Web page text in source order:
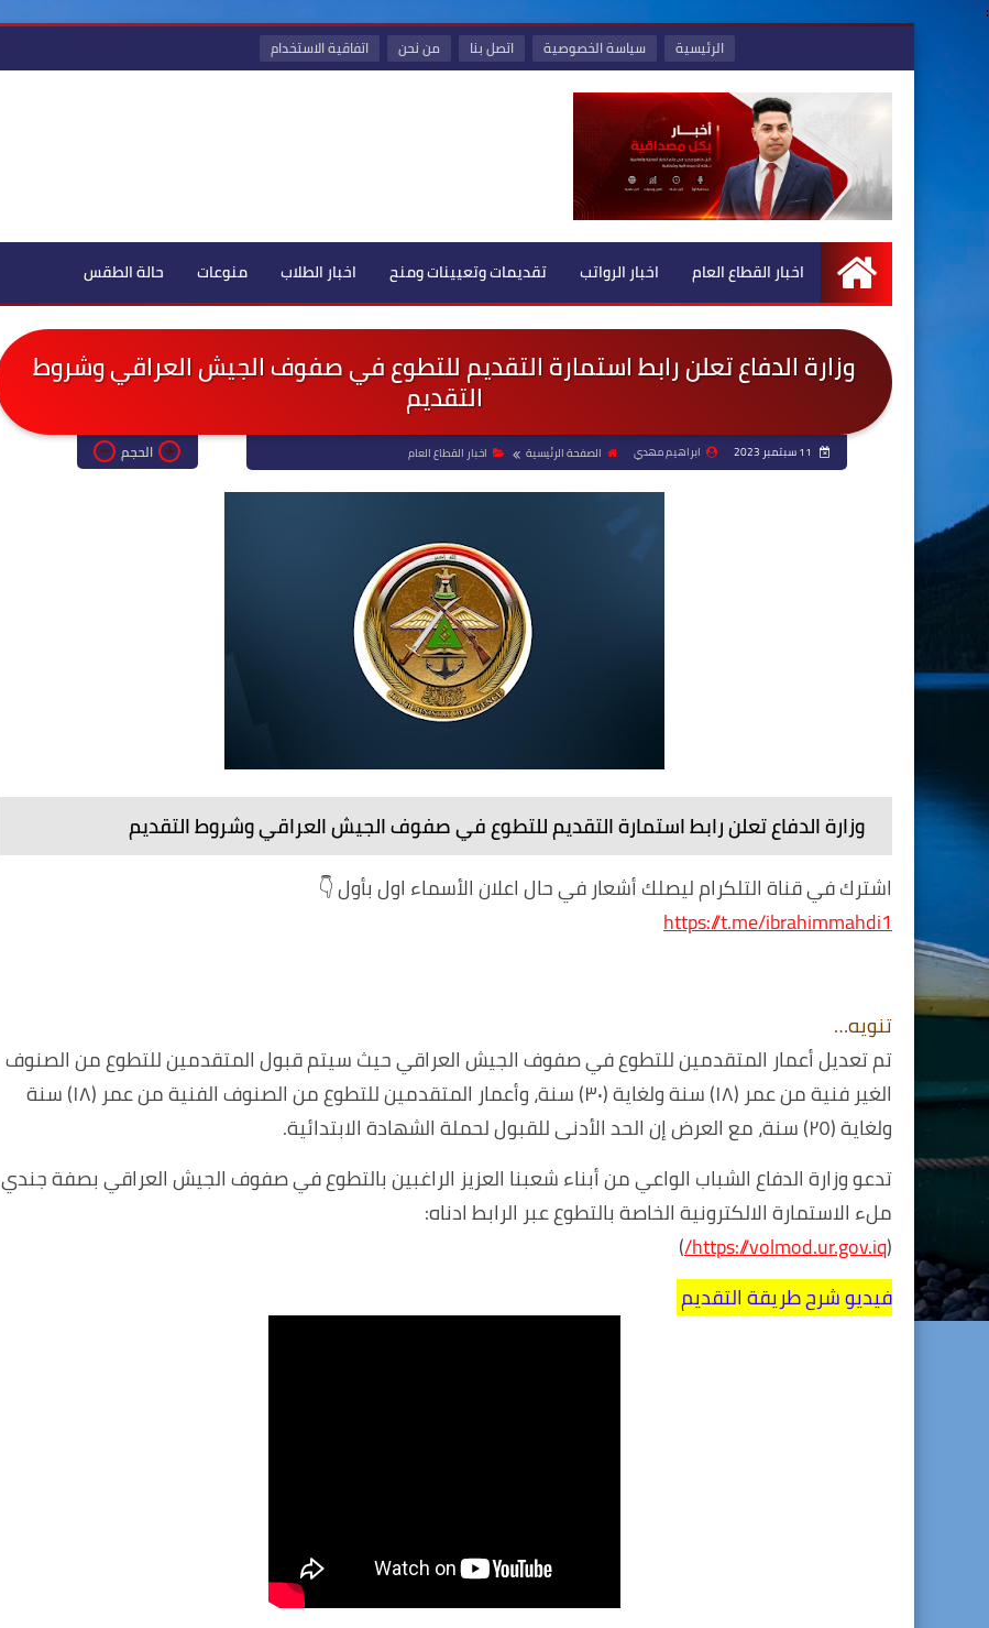
:
الرئيسية سياسة الخصوصية اتصل بنا من نحن اتفاقية الاستخدام
الرئيسية
اخبار القطاع العام اخبار الرواتب تقديمات وتعيينات ومنح اخبار الطلاب منوعات حالة الطقس
وزارة الدفاع تعلن رابط استمارة التقديم للتطوع في صفوف الجيش العراقي وشروط
التقديم
ابراهيم مهدي الصفحة الرئيسية اخبار القطاع العام الحجم
وزارة الدفاع تعلن رابط استمارة التقديم للتطوع في صفوف الجيش العراقي وشروط التقديم
اشترك في قناة التلكرام ليصلك أشعار في حال اعلان الأسماء اول بأول 👇
https://t.me/ibrahimmahdi1
تنويه…
تم تعديل أعمار المتقدمين للتطوع في صفوف الجيش العراقي حيث سيتم قبول المتقدمين للتطوع من الصنوف
الغير فنية من عمر (١٨) سنة ولغاية (٣٠) سنة، وأعمار المتقدمين للتطوع من الصنوف الفنية من عمر (١٨) سنة
ولغاية (٢٥) سنة، مع العرض إن الحد الأدنى للقبول لحملة الشهادة الابتدائية.
تدعو وزارة الدفاع الشباب الواعي من أبناء شعبنا العزيز الراغبين بالتطوع في صفوف الجيش العراقي بصفة جندي
ملء الاستمارة الالكترونية الخاصة بالتطوع عبر الرابط ادناه:
(
https://volmod.ur.gov.iq/
)
فيديو شرح طريقة التقديم